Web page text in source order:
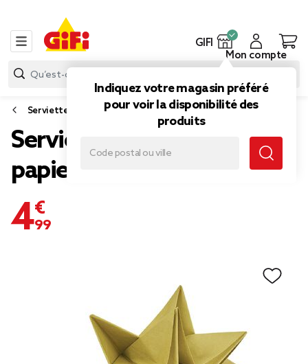
GIFI
Indiquez votre magasin préféré
pour voir la disponibilité des
produits
Mon compte
Serviette papier et nappe papier
Serviette origami en
papier doré x12
4,99 €